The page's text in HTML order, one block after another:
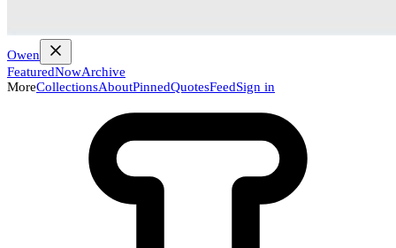
Owen
FeaturedNowArchive
MoreCollectionsAboutPinnedQuotesFeedSign in